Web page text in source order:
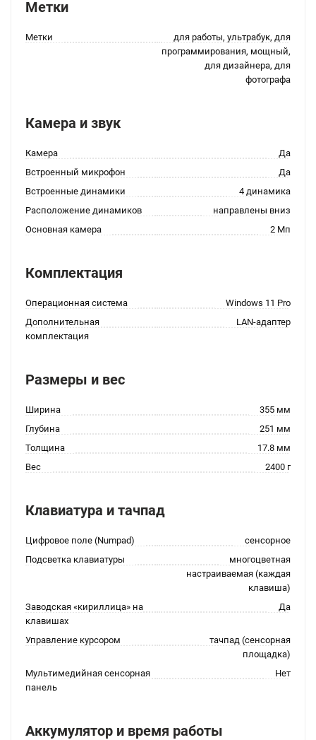
Метки
Метки
для работы, ультрабук, для
программирования, мощный,
для дизайнера, для
фотографа
Камера и звук
Камера
Да
Встроенный микрофон
Да
Встроенные динамики
4 динамика
Расположение динамиков
направлены вниз
Основная камера
2 Мп
Комплектация
Операционная система
Windows 11 Pro
Дополнительная
комплектация
LAN-адаптер
Размеры и вес
Ширина
355 мм
Глубина
251 мм
Толщина
17.8 мм
Вес
2400 г
Клавиатура и тачпад
Цифровое поле (Numpad)
сенсорное
Подсветка клавиатуры
многоцветная
настраиваемая (каждая
клавиша)
Заводская «кириллица» на
клавишах
Да
Управление курсором
тачпад (сенсорная
площадка)
Мультимедийная сенсорная
панель
Нет
Аккумулятор и время работы